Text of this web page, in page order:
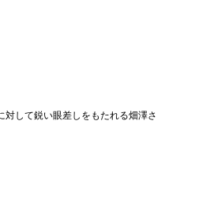
して鋭い眼差しをもたれる畑澤さ